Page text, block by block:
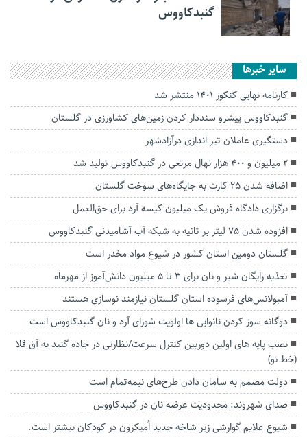
گنبدکاووس
سایر خبرها
کارنامه نهایی کنکور ۱۴۰۱ منتشر شد
گنبدکاووس پیشرو سنددار کردن زمین‌های کشاورزی در گلستان
دستگیری عاملان تیر اندازی درآزادشهر
۲ میلیون و ۴۰۰ هزار نهال مرتعی در گنبدکاووس تولید شد
اضافه شدن ۲۵ کارت به جایگاه‌های سوخت گلستان
برگزاری دادگاه فروش یک میلیون کیسه آرد برای حق‌العمل‌
افزوده شدن ۷۵ لیتر بر ثانیه به شبکه آب آشامیدنی گنبدکاووس
گلستان دومین استان کشور در شیوع مواد مخدر است
تغذیه رایگان شیر و نان برای ۳ تا ۵ میلیون دانش‌آموز از مهرماه
آمبولانس‌های فرسوده استان گلستان نیازمند نوسازی هستند
دوگانه سوز کردن نانوایی ها اولویت شورای آرد و نان گنبدکاووس است
نصب پایه های اولین دوربین کنترل سرعت/نظارتی در جاده گنبد به آق قلا
(خط نو)
دولت مصمم به سامان دادن طرح‌های نیمه‌تمام است
صدای شهروند: محدودیت عرضه نان در گنبدکاووس
شیوع علایم گوارشی زیر شاخه جدید اُمیکرون در کودکان بیشتر است.